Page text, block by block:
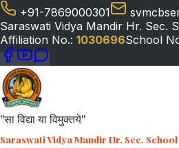
+91-7869000301
Saraswati Vidya Mandir Hr. Sec.
Affiliation No.: 1030696School
"सा विद्या या विमुक्तये"
Saraswati Vidya Mandir Hr. Sec. School